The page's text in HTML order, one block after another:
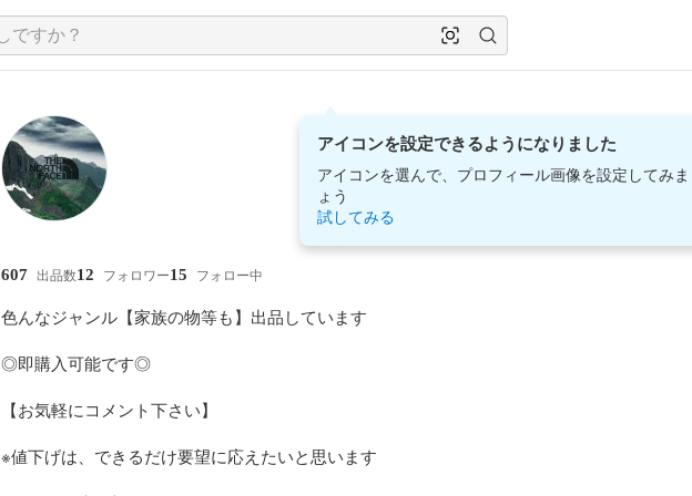
アイコンを設定できるようになりました
アイコンを選んで、プロフィール画像を設定してみ
ょう
試してみる
607 出品数12 フォロワー15 フォロー中
色んなジャンル【家族の物等も】出品しています
◎即購入可能です◎
【お気軽にコメント下さい】
※値下げは、できるだけ要望に応えたいと思います